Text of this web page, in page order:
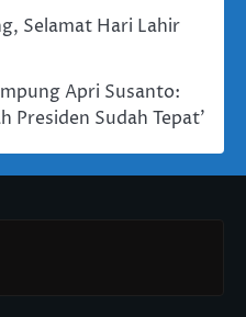
Selamat Hari Lahir
Apri Susanto:
Presiden Sudah Tepat’